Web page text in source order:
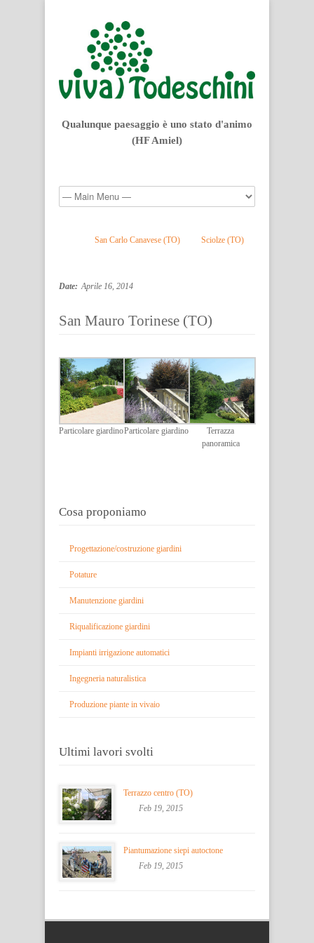
Qualunque paesaggio è uno stato d'animo
(HF Amiel)
San Carlo Canavese (TO) Sciolze (TO)
Date: Aprile 16, 2014
San Mauro Torinese (TO)
Particolare giardinoParticolare giardino
Terrazza
panoramica
Cosa proponiamo
Progettazione/costruzione giardini
Potature
Manutenzione giardini
Riqualificazione giardini
Impianti irrigazione automatici
Ingegneria naturalistica
Produzione piante in vivaio
Ultimi lavori svolti
Terrazzo centro (TO)
Feb 19, 2015
Piantumazione siepi autoctone
Feb 19, 2015